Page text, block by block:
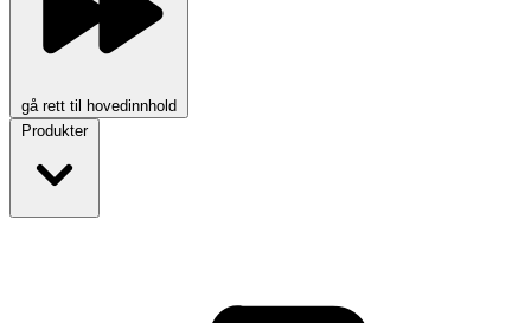
gå rett til hovedinnhold
Produkter